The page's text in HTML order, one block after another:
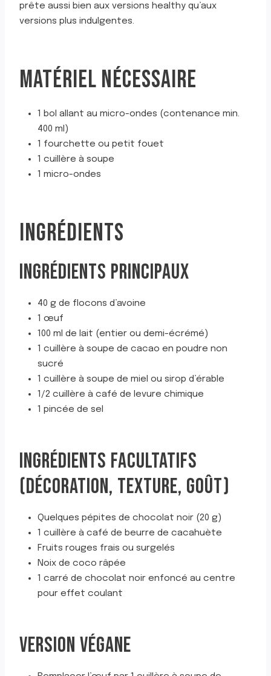
prête aussi bien aux versions healthy qu’aux
versions plus indulgentes.
MATÉRIEL NÉCESSAIRE
1 bol allant au micro-ondes (contenance min.
400 ml)
1 fourchette ou petit fouet
1 cuillère à soupe
1 micro-ondes
INGRÉDIENTS
INGRÉDIENTS PRINCIPAUX
40 g de flocons d’avoine
1 œuf
100 ml de lait (entier ou demi-écrémé)
1 cuillère à soupe de cacao en poudre non
sucré
1 cuillère à soupe de miel ou sirop d’érable
1/2 cuillère à café de levure chimique
1 pincée de sel
INGRÉDIENTS FACULTATIFS
(DÉCORATION, TEXTURE, GOÛT)
Quelques pépites de chocolat noir (20 g)
1 cuillère à café de beurre de cacahuète
Fruits rouges frais ou surgelés
Noix de coco râpée
1 carré de chocolat noir enfoncé au centre
pour effet coulant
VERSION VÉGANE